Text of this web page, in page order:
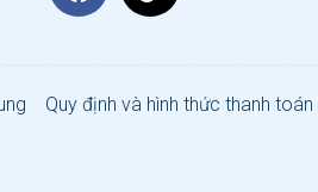
Quy định và hình thức thanh toán